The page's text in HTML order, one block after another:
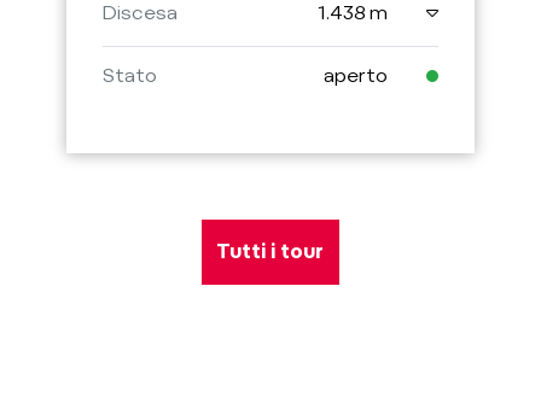
Discesa 1.438 m
Stato aperto
Tutti i tour